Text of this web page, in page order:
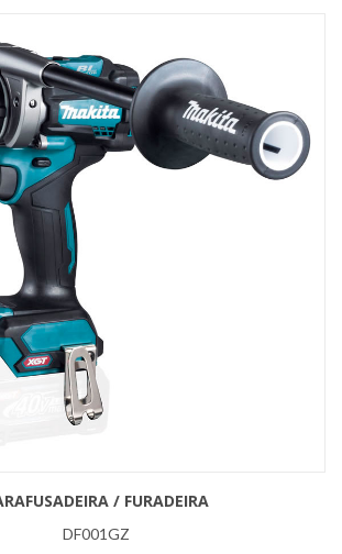
/ FURADEIRA
DF001GZ